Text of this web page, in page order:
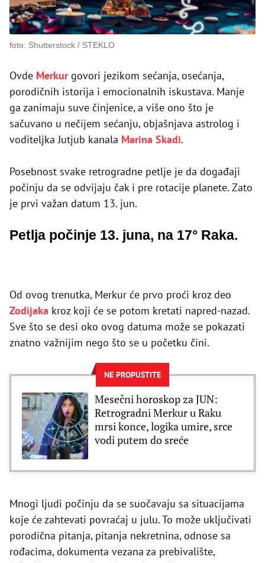
foto: Shutterstock / STEKLO
Ovde Merkurgovori jezikom sećanja, osećanja,
porodičnih istorija i emocionalnih iskustava. Manje
ga zanimaju suve činjenice, a više ono što je
sačuvano u nečijem sećanju, objašnjava astrolog i
voditeljka Jutjub kanala Marina Skadi.
Posebnost svake retrogradne petlje je da događaji
počinju da se odvijaju čak i pre rotacije planete. Zato
je prvi važan datum 13. jun.
Petlja počinje 13. juna, na 17° Raka.
Od ovog trenutka, Merkur će prvo proći kroz deo
Zodijaka kroz koji će se potom kretati napred-nazad.
Sve što se desi oko ovog datuma može se pokazati
znatno važnijim nego što se u početku čini.
NE PROPUSTITE
Mesečni horoskop za JUN:
Retrogradni Merkur u Raku
mrsi konce, logika umire, srce
vodi putem do sreće
Mnogi ljudi počinju da se suočavaju sa situacijama
koje će zahtevati povraćaj u julu. To može uključivati
porodična pitanja, pitanja nekretnina, odnose sa
rođacima, dokumenta vezana za prebivalište,